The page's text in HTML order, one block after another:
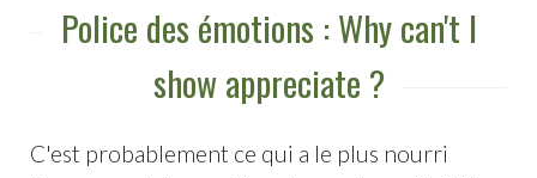
Police des émotions : Why can't I
show appreciate ?
C'est probablement ce qui a le plus nourri